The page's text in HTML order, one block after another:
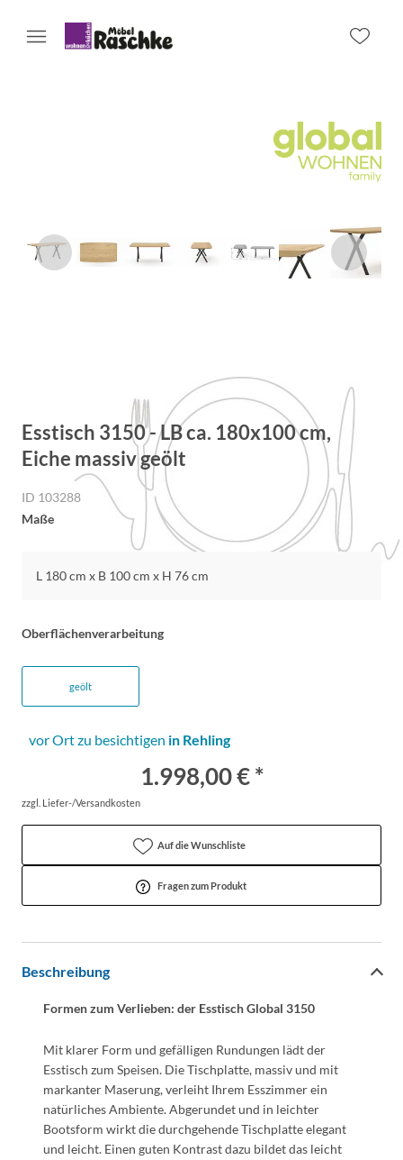
Esstisch 3150 - LB ca. 180x100 cm,
Eiche massiv geölt
ID 103288
Maße
L 180 cm x B 100 cm x H 76 cm
Oberflächenverarbeitung
geölt
vor Ort zu besichtigen in Rehling
1.998,00 € *
zzgl. Liefer-/Versandkosten
Auf die Wunschliste
Fragen zum Produkt
Beschreibung
Formen zum Verlieben: der Esstisch Global 3150
Mit klarer Form und gefälligen Rundungen lädt der
Esstisch zum Speisen. Die Tischplatte, massiv und mit
markanter Maserung, verleiht Ihrem Esszimmer ein
natürliches Ambiente. Abgerundet und in leichter
Bootsform wirkt die durchgehende Tischplatte elegant
und leicht. Einen guten Kontrast dazu bildet das leicht